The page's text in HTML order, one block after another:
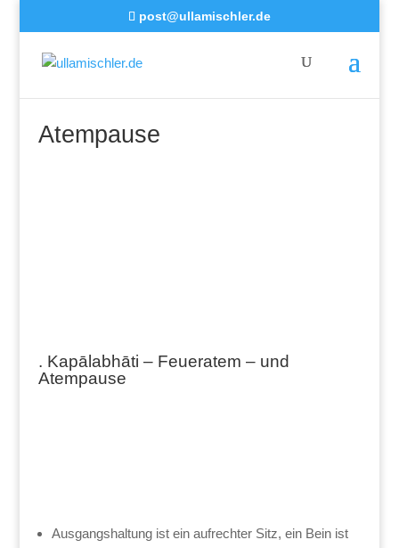
post@ullamischler.de
Atempause
. Kapālabhāti – Feueratem – und
Atempause
Ausgangshaltung ist ein aufrechter Sitz, ein Bein ist